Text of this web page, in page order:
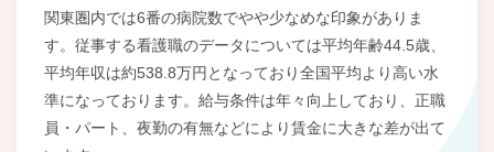
関東圏内では6番の病院数でやや少なめな印象がありま
す。従事する看護職のデータについては平均年齢44.5歳、
平均年収は約538.8万円となっており全国平均より高い水
準になっております。給与条件は年々向上しており、正職
員・パート、夜勤の有無などにより賃金に大きな差が出て